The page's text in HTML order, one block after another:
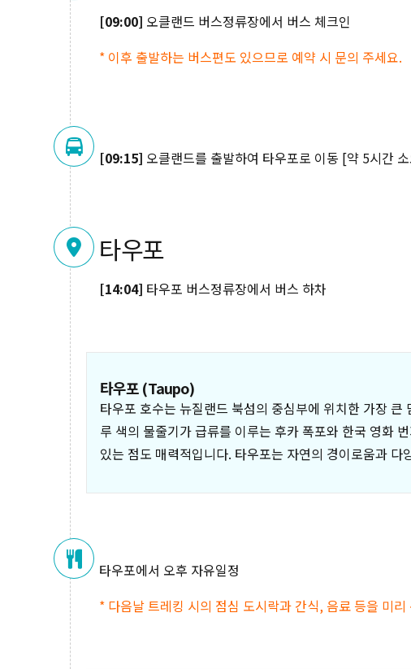
[09:00] 오클랜드 버스정류장에서 버스 체크인
* 이후 출발하는 버스편도 있으므로 예약 시 문의 주세요.
[09:15] 오클랜드를 출발하여 타우포로 이동 [약 5시간
타우포
[14:04] 타우포 버스정류장에서 버스 하차
타우포 (Taupo)
타우포 호수는 뉴질랜드 북섬의 중심부에 위치한 가장
루 색의 물줄기가 급류를 이루는 후카 폭포와 한국 영화
있는 점도 매력적입니다. 타우포는 자연의 경이로움과
타우포에서 오후 자유일정
* 다음날 트레킹 시의 점심 도시락과 간식, 음료 등을 미리